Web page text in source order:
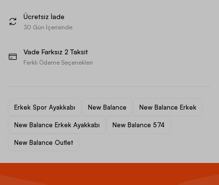
Ücretsiz İade
30 Gün İçerisinde
Vade Farksız 2 Taksit
Farklı Ödeme Seçenekleri
Erkek Spor Ayakkabı New Balance New Balance Erkek
New Balance Erkek Ayakkabı New Balance 574
New Balance Outlet